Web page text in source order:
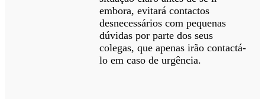
embora, evitará contactos
desnecessários com pequenas
dúvidas por parte dos seus
colegas, que apenas irão contactá-
lo em caso de urgência.